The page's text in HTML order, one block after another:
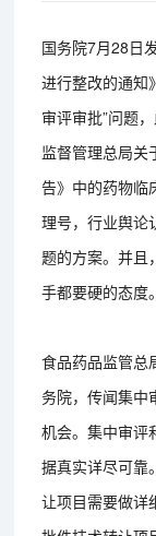
国务院7月28日
进行整改的通知
审评审批”问题
监督管理总局关
告》中的药物临
理号，行业舆论
题的方案。并且
手都要硬的态度。
食品药品监管总
务院，传闻集中
机会。集中审评
据真实详尽可靠
让项目需要做详